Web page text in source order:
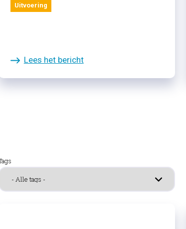
Uitvoering
Lees het bericht